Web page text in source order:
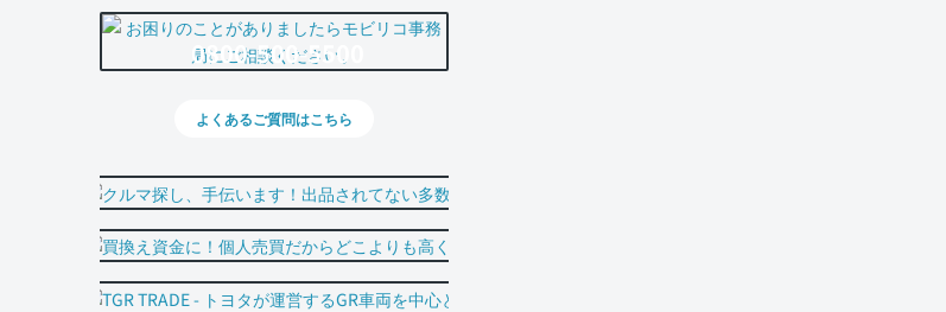
0800-500-5500
よくあるご質問はこちら